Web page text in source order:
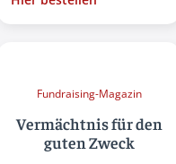
Fundraising-Magazin
Vermächtnis für den
guten Zweck